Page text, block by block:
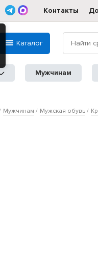
Контакты
Каталог
Мужчинам
Мужчинам Мужская обувь